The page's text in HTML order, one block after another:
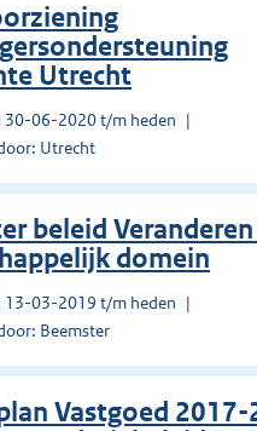
Utrecht
30-06-2020 t/m heden
Utrecht
beleid
domein
13-03-2019 t/m heden
Beemster
Vastgoed 2017-